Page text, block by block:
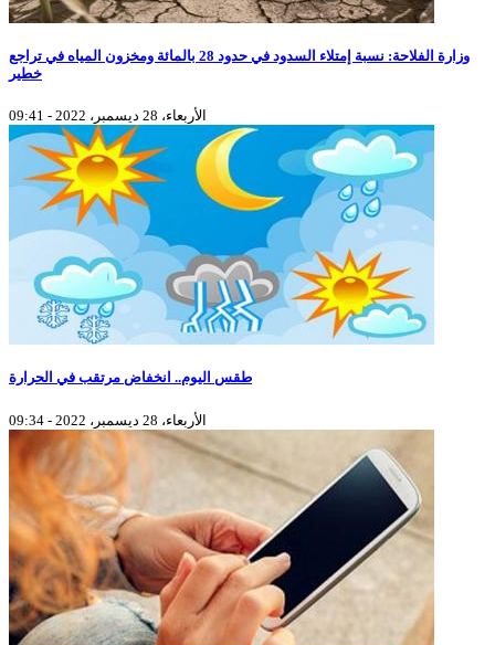
وزارة الفلاحة: نسبة إمتلاء السدود في حدود 28 بالمائة ومخزون المياه في تراجع
خطير
الأربعاء، 28 ديسمبر، 2022 - 09:41
طقس اليوم.. انخفاض مرتقب في الحرارة
الأربعاء، 28 ديسمبر، 2022 - 09:34